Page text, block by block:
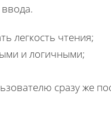
легкость чтения;
и логичными;
сразу же